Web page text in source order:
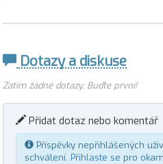
Dotazy a diskuse
Zatím žádné dotazy. Buďte první!
Přidat dotaz nebo komentář
Příspěvky nepřihlášených
schválení. Přihlaste se pro